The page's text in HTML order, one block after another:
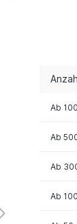
Ab 100
Ab
Ab
Ab